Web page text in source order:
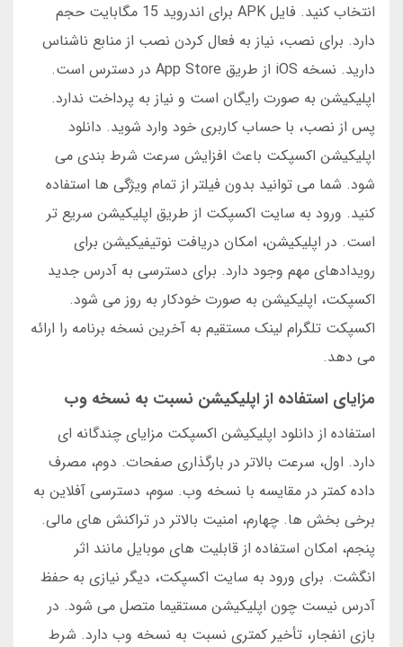
انتخاب کنید. فایل APK برای اندروید 15 مگابایت حجم
دارد. برای نصب، نیاز به فعال کردن نصب از منابع ناشناس
دارید. نسخه iOS از طریق App Store در دسترس است.
اپلیکیشن به صورت رایگان است و نیاز به پرداخت ندارد.
پس از نصب، با حساب کاربری خود وارد شوید. دانلود
اپلیکیشن اکسپکت باعث افزایش سرعت شرط بندی می
شود. شما می توانید بدون فیلتر از تمام ویژگی ها استفاده
کنید. ورود به سایت اکسپکت از طریق اپلیکیشن سریع تر
است. در اپلیکیشن، امکان دریافت نوتیفیکیشن برای
رویدادهای مهم وجود دارد. برای دسترسی به آدرس جدید
اکسپکت، اپلیکیشن به صورت خودکار به روز می شود.
اکسپکت تلگرام لینک مستقیم به آخرین نسخه برنامه را ارائه
می دهد.
مزایای استفاده از اپلیکیشن نسبت به نسخه وب
استفاده از دانلود اپلیکیشن اکسپکت مزایای چندگانه ای
دارد. اول، سرعت بالاتر در بارگذاری صفحات. دوم، مصرف
داده کمتر در مقایسه با نسخه وب. سوم، دسترسی آفلاین به
برخی بخش ها. چهارم، امنیت بالاتر در تراکنش های مالی.
پنجم، امکان استفاده از قابلیت های موبایل مانند اثر
انگشت. برای ورود به سایت اکسپکت، دیگر نیازی به حفظ
آدرس نیست چون اپلیکیشن مستقیما متصل می شود. در
بازی انفجار، تأخیر کمتری نسبت به نسخه وب دارد. شرط